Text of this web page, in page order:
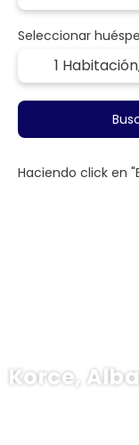
Korce,
Seleccionar
1
Haciendo click en